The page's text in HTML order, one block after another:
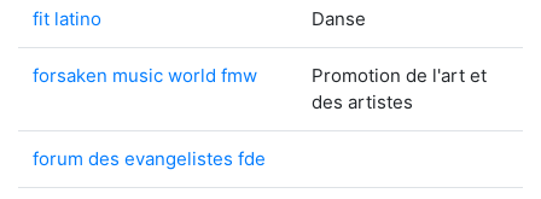
fit latino Danse
forsaken music world fmw
Promotion de l'art et
des artistes
forum des evangelistes fde